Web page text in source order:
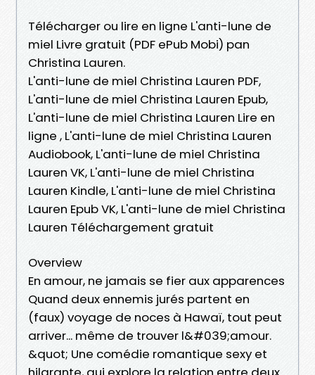
Télécharger ou lire en ligne L'anti-lune de
miel Livre gratuit (PDF ePub Mobi) pan
Christina Lauren.
L'anti-lune de miel Christina Lauren PDF,
L'anti-lune de miel Christina Lauren Epub,
L'anti-lune de miel Christina Lauren Lire en
ligne , L'anti-lune de miel Christina Lauren
Audiobook, L'anti-lune de miel Christina
Lauren VK, L'anti-lune de miel Christina
Lauren Kindle, L'anti-lune de miel Christina
Lauren Epub VK, L'anti-lune de miel Christina
Lauren Téléchargement gratuit
Overview
En amour, ne jamais se fier aux apparences
Quand deux ennemis jurés partent en
(faux) voyage de noces à Hawaï, tout peut
arriver... même de trouver l&#039;amour.
&quot; Une comédie romantique sexy et